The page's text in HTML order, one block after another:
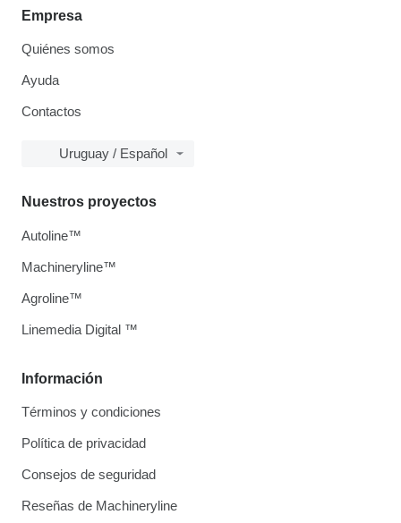
Empresa
Quiénes somos
Ayuda
Contactos
Uruguay / Español
Información
Términos y condiciones
Política de privacidad
Consejos de seguridad
Reseñas de Machineryline
Nuestros proyectos
Autoline™
Machineryline™
Agroline™
Linemedia Digital ™